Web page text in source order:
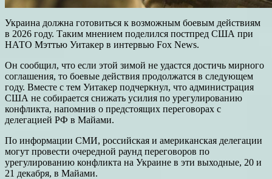
Украина должна готовиться к возможным боевым действиям
в 2026 году. Таким мнением поделился постпред США при
НАТО Мэттью Уитакер в интервью Fox News.
Он сообщил, что если этой зимой не удастся достичь мирного
соглашения, то боевые действия продолжатся в следующем
году. Вместе с тем Уитакер подчеркнул, что администрация
США не собирается снижать усилия по урегулированию
конфликта, напомнив о предстоящих переговорах с
делегацией РФ в Майами.
По информации СМИ, российская и американская делегации
могут провести очередной раунд переговоров по
урегулированию конфликта на Украине в эти выходные, 20 и
21 декабря, в Майами.